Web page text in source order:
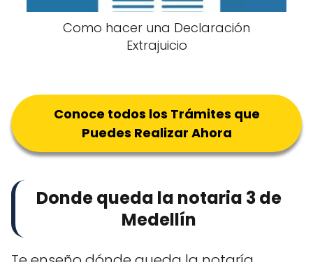
Como hacer una Declaración
Extrajuicio
Conoce todos los Trámites que
Puedes Realizar Ahora
Donde queda la notaria 3 de
Medellín